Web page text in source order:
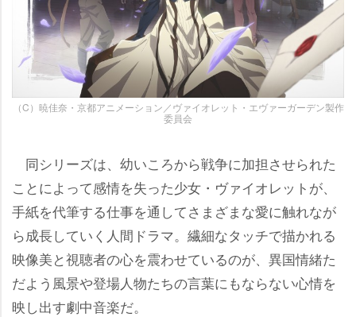
（C）暁佳奈・京都アニメーション／ヴァイオレット・エヴァーガーデン製作
委員会
同シリーズは、幼いころから戦争に加担させられた
ことによって感情を失った少女・ヴァイオレットが、
手紙を代筆する仕事を通してさまざまな愛に触れなが
ら成長していく人間ドラマ。繊細なタッチで描かれる
映像美と視聴者の心を震わせているのが、異国情緒た
だよう風景や登場人物たちの言葉にもならない心情を
映し出す劇中音楽だ。